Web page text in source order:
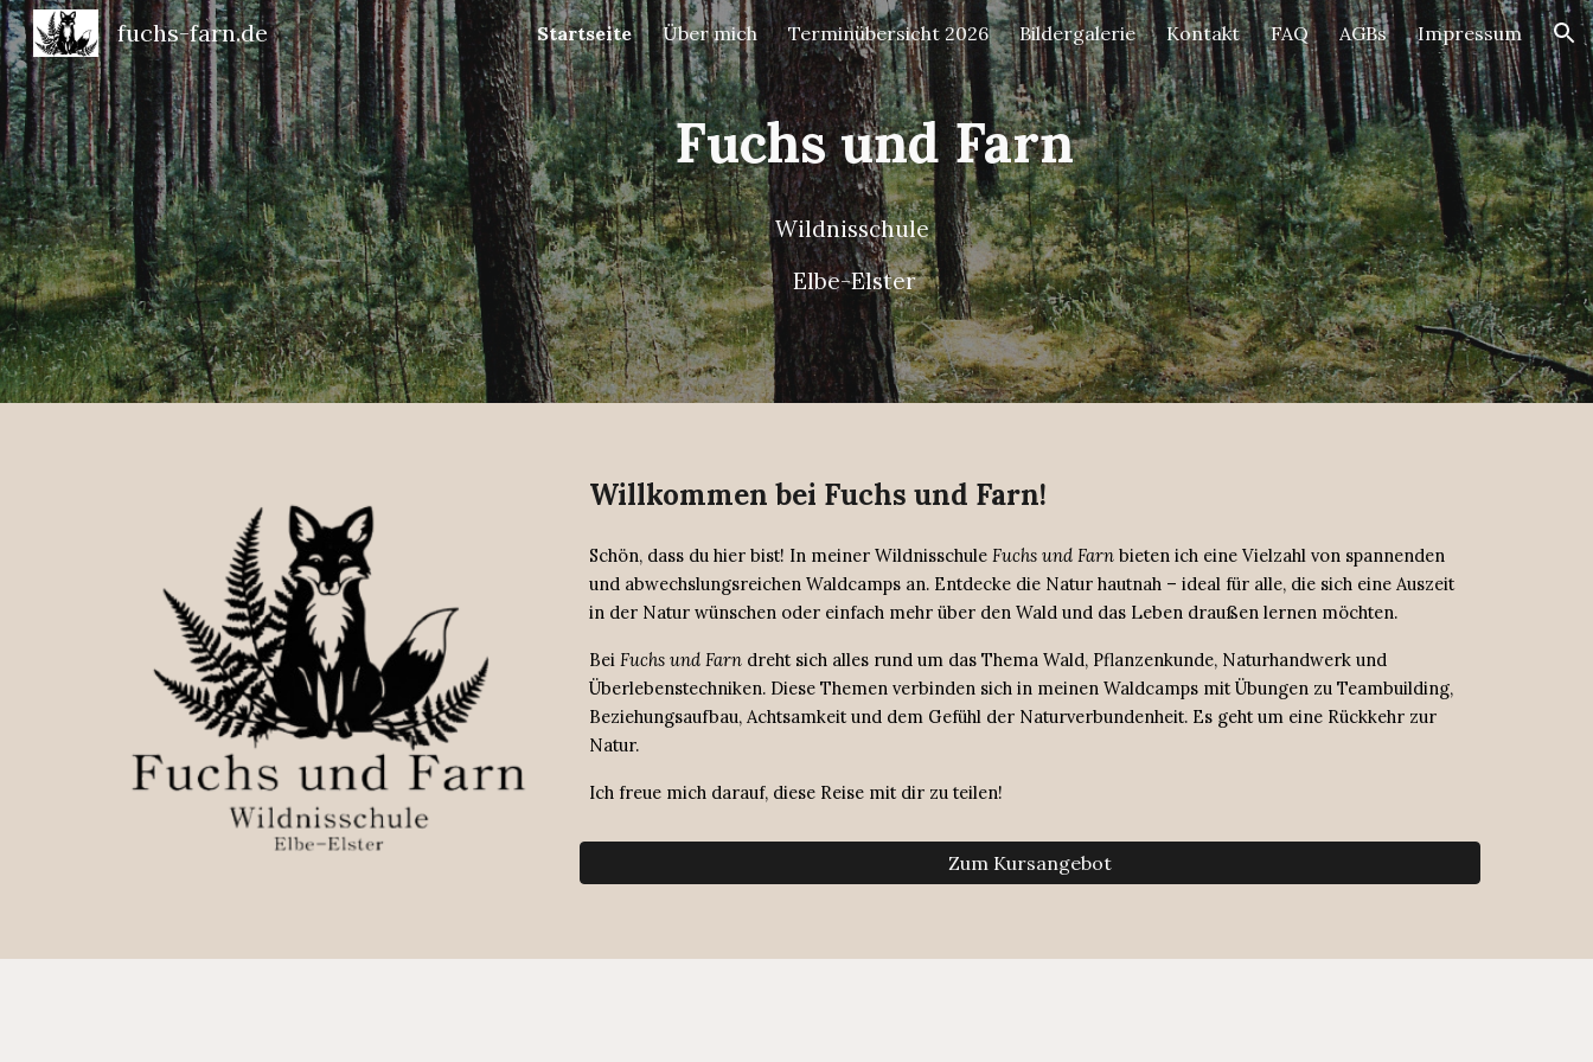
Skip to main content Skip to navigation
fuchs-farn.de Startseite Über mich Terminübersicht 2026 Bildergalerie Kontakt FAQ AGBs Impressum
Fuchs und Farn
Wildnisschule
Elbe-Elster
Willkommen bei Fuchs und Farn!
Schön, dass du hier bist! In meinerWildnisschuleFuchs und Farn bietenich eine Vielzahl von spannenden
und abwechslungsreichen Waldcamps an. Entdecke die Natur hautnah – ideal für alle, die sich eine Auszeit
in der Natur wünschen oder einfach mehr über den Wald und das Leben draußen lernen möchten.
BeiFuchs und Farn dreht sich alles rund um das Thema Wald, Pflanzenkunde, Naturhandwerk und
Überlebenstechniken. Diese Themen verbinden sich in meinenWaldcamps mit Übungen zu Teambuilding,
Beziehungsaufbau, Achtsamkeit und dem Gefühl der Naturverbundenheit. Es geht um eine Rückkehr zur
Natur.
Ich freue mich darauf, diese Reise mit dir zu teilen!
Zum Kursangebot